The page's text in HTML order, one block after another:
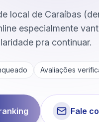
local de Caraíbas
especialmente
pra continuar.
Avaliações
Fale